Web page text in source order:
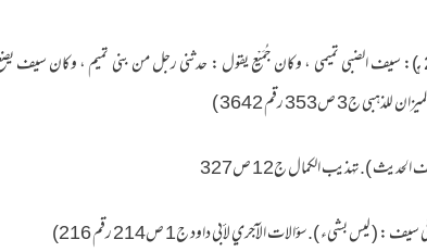
2۔محمد بن عبدالله بن نُمَيْر الهمْداني المتوفى (234 هـ): سيف الضبي تميمي ، وكان جُمَيْع يقول : حدثني رجل من بني